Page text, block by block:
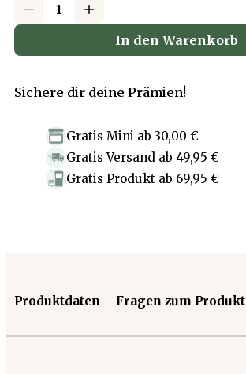
In den Warenkorb
Sichere dir deine Prämien!
Gratis Mini ab 30,00 €
Gratis Versand ab 49,95 €
Gratis Produkt ab 69,95 €
Produktdaten Fragen zum Produkt